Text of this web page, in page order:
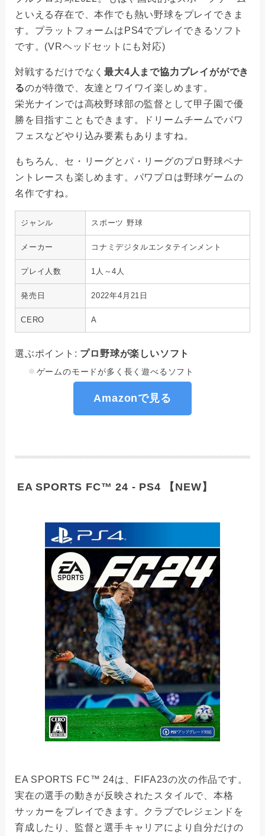
といえる存在で、本作でも熱い野球をプレイできま
す。プラットフォームはPS4でプレイできるソフト
です。(VRヘッドセットにも対応)
対戦するだけでなく最大4人まで協力プレイがができ
るのが特徴で、友達とワイワイ楽しめます。
栄光ナインでは高校野球部の監督として甲子園で優
勝を目指すこともできます。
ドリームチームでパワ
フェスなどやり込み要素もありますね。
もちろん、セ・リーグとパ・リーグのプロ野球ペナ
ントレースも楽しめます。パワプロは野球ゲームの
名作ですね。
ジャンル スポーツ 野球
メーカー コナミデジタルエンタテインメント
プレイ人数 1人～4人
発売日 2022年4月21日
CERO A
選ぶポイント: プロ野球が楽しいソフト
ゲームのモードが多く長く遊べるソフト
Amazonで見る
EA SPORTS FC™ 24 - PS4 【NEW】
EA SPORTS FC™ 24は、FIFA23の次の作品です。
実在の選手の動きが反映されたスタイルで、本格
サッカーをプレイできます。クラブでレジェンドを
育成したり、監督と選手キャリアにより自分だけの